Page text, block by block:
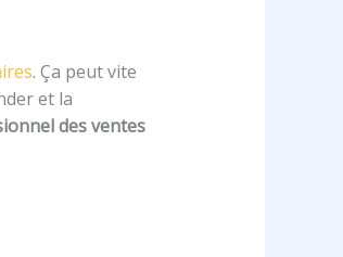
. Ça peut vite
et la
des ventes